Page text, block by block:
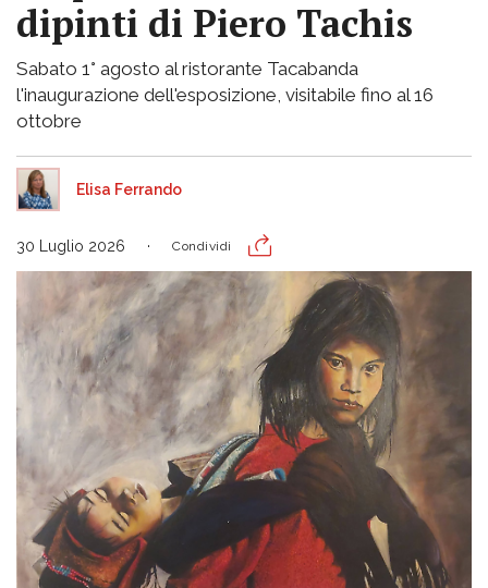
dipinti di Piero Tachis
Sabato 1° agosto al ristorante Tacabanda
l'inaugurazione dell'esposizione, visitabile fino al 16
ottobre
Elisa Ferrando
30 Luglio 2026 Condividi